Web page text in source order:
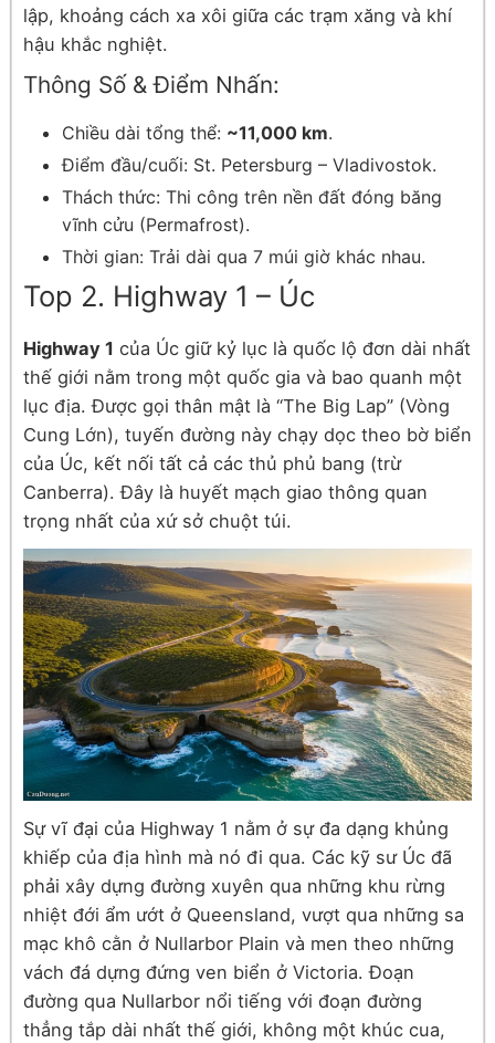
lập, khoảng cách xa xôi giữa các trạm xăng và khí
hậu khắc nghiệt.
Thông Số & Điểm Nhấn:
Chiều dài tổng thể: ~11,000 km.
Điểm đầu/cuối: St. Petersburg – Vladivostok.
Thách thức: Thi công trên nền đất đóng băng
vĩnh cửu (Permafrost).
Thời gian: Trải dài qua 7 múi giờ khác nhau.
Top 2. Highway 1 – Úc
Highway 1 của Úc giữ kỷ lục là quốc lộ đơn dài nhất
thế giới nằm trong một quốc gia và bao quanh một
lục địa. Được gọi thân mật là “The Big Lap” (Vòng
Cung Lớn), tuyến đường này chạy dọc theo bờ biển
của Úc, kết nối tất cả các thủ phủ bang (trừ
Canberra). Đây là huyết mạch giao thông quan
trọng nhất của xứ sở chuột túi.
Sự vĩ đại của Highway 1 nằm ở sự đa dạng khủng
khiếp của địa hình mà nó đi qua. Các kỹ sư Úc đã
phải xây dựng đường xuyên qua những khu rừng
nhiệt đới ẩm ướt ở Queensland, vượt qua những sa
mạc khô cằn ở Nullarbor Plain và men theo những
vách đá dựng đứng ven biển ở Victoria. Đoạn
đường qua Nullarbor nổi tiếng với đoạn đường
thẳng tắp dài nhất thế giới, không một khúc cua,